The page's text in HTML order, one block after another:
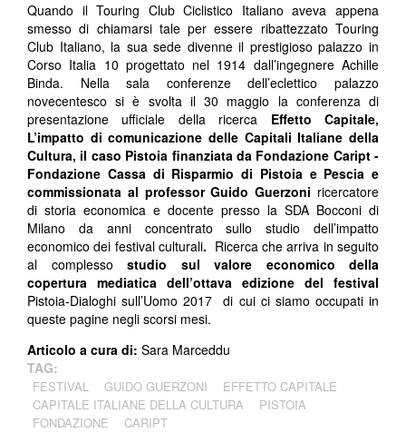
Quando il Touring Club Ciclistico Italiano aveva appena
smesso di chiamarsi tale per essere ribattezzato Touring
Club Italiano, la sua sede divenne il prestigioso palazzo in
Corso Italia 10 progettato nel 1914 dall’ingegnere Achille
Binda. Nella sala conferenze dell’eclettico palazzo
novecentesco si è svolta il 30 maggio la conferenza di
presentazione ufficiale della ricerca Effetto Capitale,
L’impatto di comunicazione delle Capitali Italiane della
Cultura, il caso Pistoia finanziata da Fondazione Caript-
Fondazione Cassa di Risparmio di Pistoia e Pescia e
commissionata al professor Guido Guerzoni ricercatore
di storia economica e docente presso la SDA Bocconi di
Milano da anni concentrato sullo studio dell’impatto
economico dei festival culturali. Ricerca che arriva in seguito
al complesso studio sul valore economico della
copertura mediatica dell’ottava edizione del festival
Pistoia-Dialoghi sull’Uomo 2017 di cui ci siamo occupati in
queste pagine negli scorsi mesi.
Articolo a cura di: Sara Marceddu
TAG:
FESTIVAL GUIDO GUERZONI
EFFETTO CAPITALE
CAPITALE ITALIANE DELLA CULTURA
PISTOIA
FONDAZIONE
CARIPT